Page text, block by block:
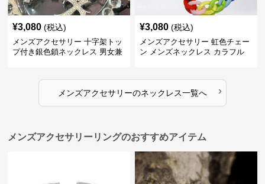
¥3,080 (税込)
メンズアクセサリー 十字架トッ
プ付き銀色鎖ネックレス 男女兼
¥3,080 (税込)
メンズアクセサリー 虹色チェー
ン メンズネックレス カラフル
メンズアクセサリーのネックレス一覧へ ›
メンズアクセサリーリングのおすすめアイテム